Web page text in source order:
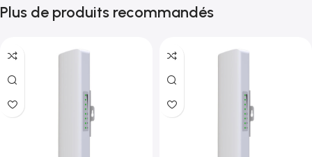
Plus de produits recommandés